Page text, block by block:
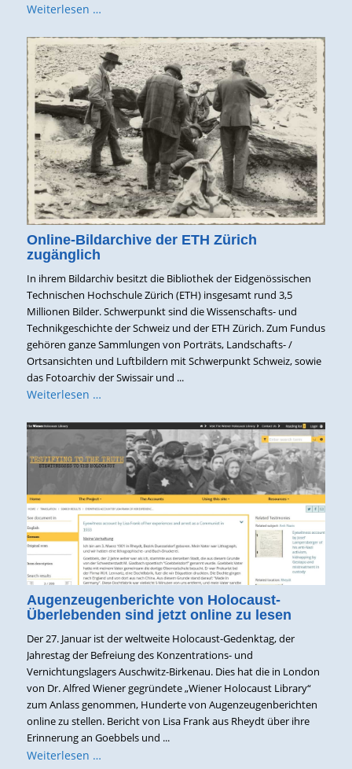
Weiterlesen …
Online-Bildarchive der ETH Zürich
zugänglich
In ihrem Bildarchiv besitzt die Bibliothek der Eidgenössischen
Technischen Hochschule Zürich (ETH) insgesamt rund 3,5
Millionen Bilder. Schwerpunkt sind die Wissenschafts- und
Technikgeschichte der Schweiz und der ETH Zürich. Zum Fundus
gehören ganze Sammlungen von Porträts, Landschafts- /
Ortsansichten und Luftbildern mit Schwerpunkt Schweiz, sowie
das Fotoarchiv der Swissair und ...
Weiterlesen …
Augenzeugenberichte von Holocaust-
Überlebenden sind jetzt online zu lesen
Der 27. Januar ist der weltweite Holocaust-Gedenktag, der
Jahrestag der Befreiung des Konzentrations- und
Vernichtungslagers Auschwitz-Birkenau. Dies hat die in London
von Dr. Alfred Wiener gegründete „Wiener Holocaust Library“
zum Anlass genommen, Hunderte von Augenzeugenberichten
online zu stellen. Bericht von Lisa Frank aus Rheydt über ihre
Erinnerung an Goebbels und ...
Weiterlesen …